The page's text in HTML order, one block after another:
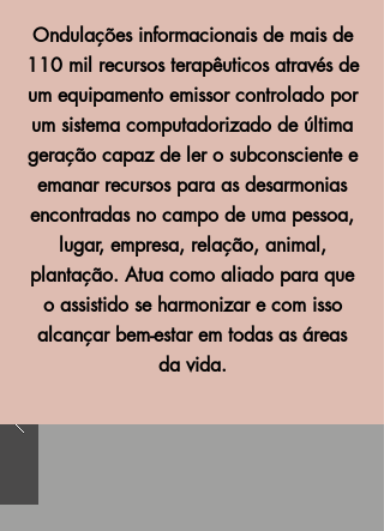
Ondulações informacionais de mais de
110 mil recursos terapêuticos através de
um equipamento emissor controlado por
um sistema computadorizado de última
geração capaz de ler o subconsciente e
emanar recursos para as desarmonias
encontradas no campo de uma pessoa,
lugar, empresa, relação, animal,
plantação. Atua como aliado para que
o assistido se harmonizar e com isso
alcançar bem-estar em todas as áreas
da vida.